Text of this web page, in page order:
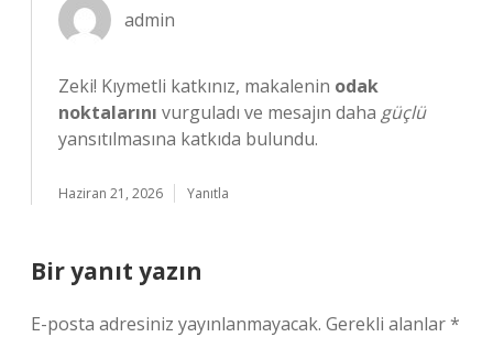
admin
Zeki! Kıymetli katkınız, makalenin odak
noktalarını vurguladı ve mesajın daha güçlü
yansıtılmasına katkıda bulundu.
Haziran 21, 2026 Yanıtla
Bir yanıt yazın
E-posta adresiniz yayınlanmayacak. Gerekli alanlar*